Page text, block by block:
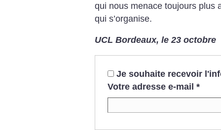
qui nous menace toujours plus
qui s’organise.
UCL Bordeaux, le 23 octobre
Je souhaite recevoir
Votre adresse e-mail *